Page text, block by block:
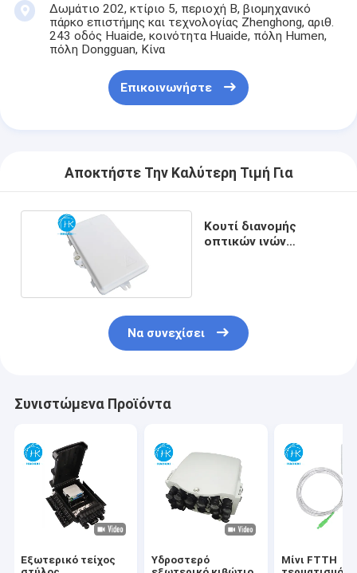
Δωμάτιο 202, κτίριο 5, περιοχή Β, βιομηχανικό
πάρκο επιστήμης και τεχνολογίας Zhenghong, αριθ.
243 οδός Huaide, κοινότητα Huaide, πόλη Humen,
πόλη Dongguan, Κίνα
Επικοινωνήστε
Αποκτήστε Την Καλύτερη Τιμή Για
Κουτί διανομής
οπτικών ινών
Να συνεχίσει
Συνιστώμενα Προϊόντα
Εξωτερικό τείχος
Υδροστερό
Μίνι FTTH